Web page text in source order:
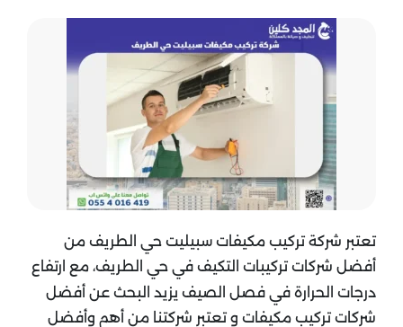
تعتبر شركة تركيب مكيفات سبيليت حي الطريف من
أفضل شركات تركيبات التكيف في حي الطريف، مع ارتفاع
درجات الحرارة في فصل الصيف يزيد البحث عن أفضل
شركات تركيب مكيفات و تعتبر شركتنا من أهم وأفضل